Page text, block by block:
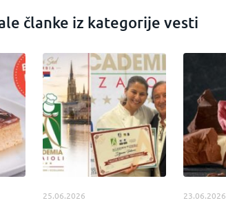
članke iz kategorije vesti
25.06.2026 23.06.2026